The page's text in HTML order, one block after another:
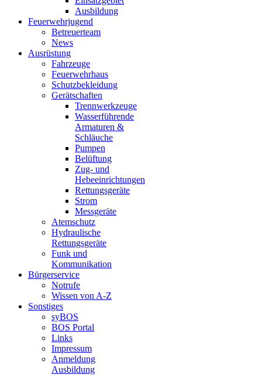
Ausbildung
Feuerwehrjugend
Betreuerteam
News
Ausrüstung
Fahrzeuge
Feuerwehrhaus
Schutzbekleidung
Gerätschaften
Trennwerkzeuge
Wasserführende
Armaturen &
Schläuche
Pumpen
Belüftung
Zug- und
Hebeeinrichtungen
Rettungsgeräte
Strom
Messgeräte
Atemschutz
Hydraulische
Rettungsgeräte
Funk und
Kommunikation
Bürgerservice
Notrufe
Wissen von A-Z
Sonstiges
syBOS
BOS Portal
Links
Impressum
Anmeldung
Ausbildung